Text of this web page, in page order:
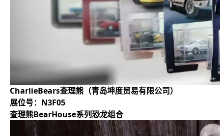
CharlieBears查理熊（青岛坤度贸易有限公司）
展位号：N3F05
查理熊BearHouse系列恐龙组合